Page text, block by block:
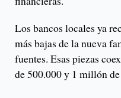
Los bancos locales ya
más bajas de la nueva
fuentes. Esas piezas
de 500.000 y 1 millón